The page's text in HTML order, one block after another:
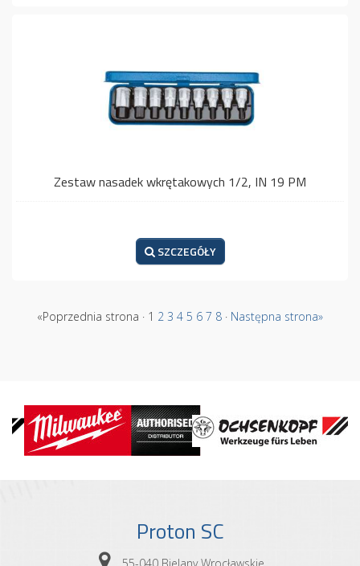
Zestaw nasadek wkrętakowych 1/2, IN 19 PM
SZCZEGÓŁY
«Poprzednia strona · 1 2 3 4 5 6 7 8 · Następna strona»
Proton SC